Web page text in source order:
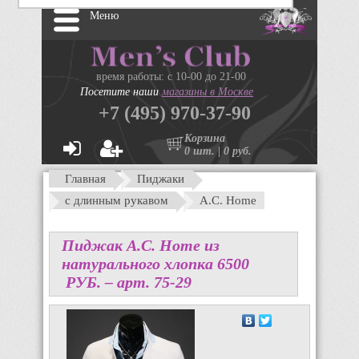
Меню
время работы: с 10-00 до 21-00
Посетите нашимагазины в Москве
+7 (495) 970-37-90
Корзина
0 шт. | 0 руб.
Главная
Пиджаки
с длинным рукавом
A.C. Home
Пиджак A.C. Home из
натурального хлопка 6500
PУБ. – арт. 75-29